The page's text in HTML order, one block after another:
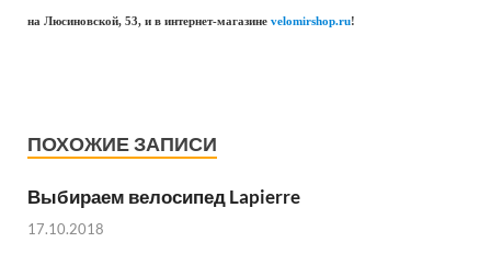
на Люсиновской, 53, и в интернет-магазине velomirshop.ru!
ПОХОЖИЕ ЗАПИСИ
Выбираем велосипед Lapierre
17.10.2018